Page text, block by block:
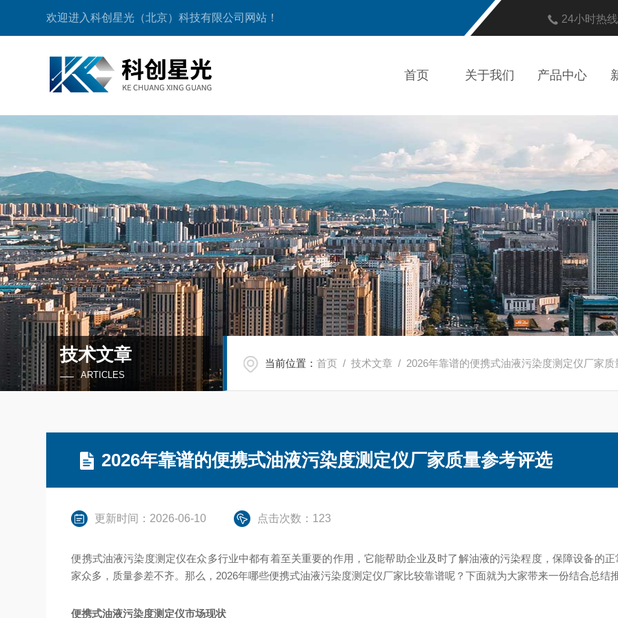
欢迎进入科创星光（北京）科技有限公司网站！ 24小时热
首页 关于我们 产品中心
技术文章
ARTICLES
当前位置：首页 /技术文章 / 2026年靠谱的便携式油液污染度测定仪厂家质
2026年靠谱的便携式油液污染度测定仪厂家质量参考评选
更新时间：2026-06-10 点击次数：123
便携式油液污染度测定仪在众多行业中都有着至关重要的作用，它能帮助企业及时了解油液的污染程度，保障设备的
家众多，质量参差不齐。那么，2026年哪些便携式油液污染度测定仪厂家比较靠谱呢？下面就为大家带来一份结合总结
便携式油液污染度测定仪市场现状